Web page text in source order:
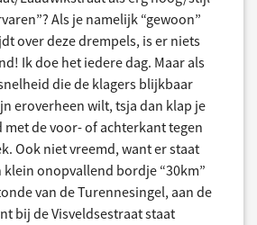
Als je namelijk “gewoon”
over deze drempels, is er niets
Ik doe het iedere dag. Maar als
die de klagers blijkbaar
eroverheen wilt, tsja dan klap je
met de voor- of achterkant tegen
Ook niet vreemd, want er staat
klein onopvallend bordje “30km”
van de Turennesingel, aan de
bij de Visveldsestraat staat